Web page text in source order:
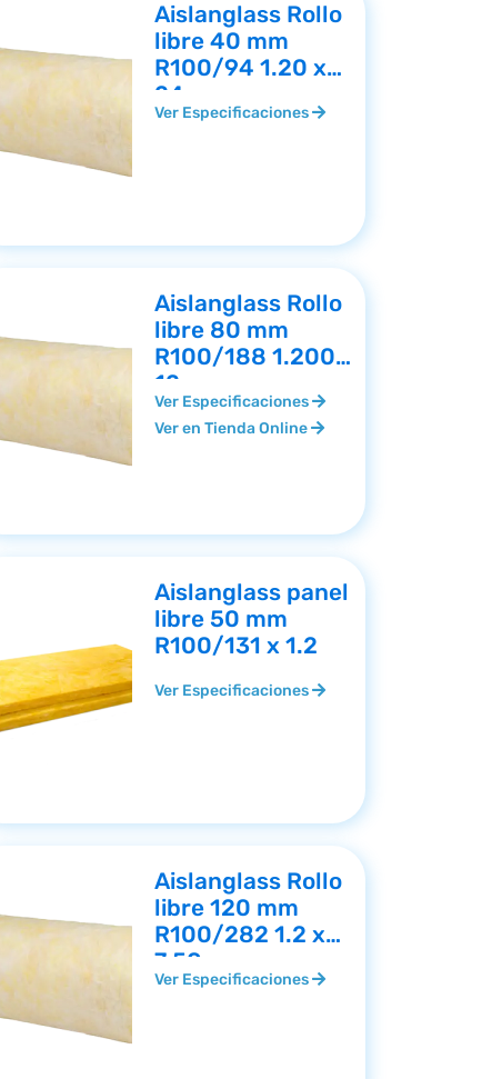
Aislanglass Rollo
libre 40 mm
R100/94 1.20 x
24
Ver Especificaciones
Aislanglass Rollo
libre 80 mm
R100/188 1.200 x
12
Ver Especificaciones
Ver en Tienda Online
Aislanglass panel
libre 50 mm
R100/131 x 1.2
Ver Especificaciones
Aislanglass Rollo
libre 120 mm
R100/282 1.2 x
7.50
Ver Especificaciones